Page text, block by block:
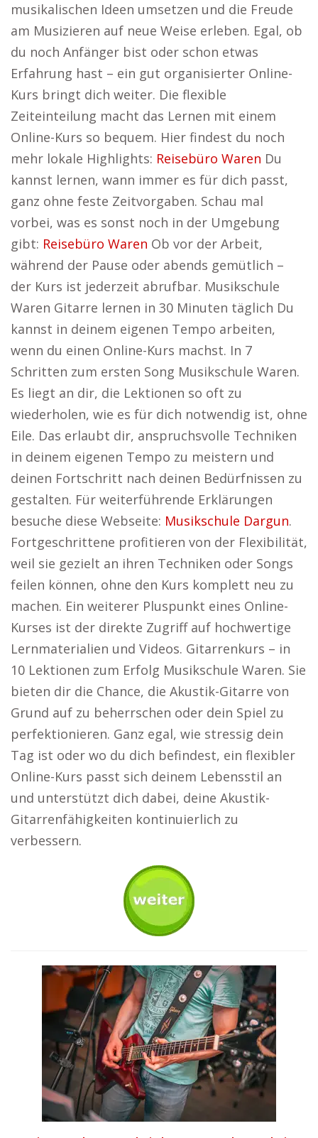
musikalischen Ideen umsetzen und die Freude
am Musizieren auf neue Weise erleben. Egal, ob
du noch Anfänger bist oder schon etwas
Erfahrung hast – ein gut organisierter Online-
Kurs bringt dich weiter. Die flexible
Zeiteinteilung macht das Lernen mit einem
Online-Kurs so bequem. Hier findest du noch
mehr lokale Highlights: Reisebüro Waren Du
kannst lernen, wann immer es für dich passt,
ganz ohne feste Zeitvorgaben. Schau mal
vorbei, was es sonst noch in der Umgebung
gibt: Reisebüro Waren Ob vor der Arbeit,
während der Pause oder abends gemütlich –
der Kurs ist jederzeit abrufbar. Musikschule
Waren Gitarre lernen in 30 Minuten täglich Du
kannst in deinem eigenen Tempo arbeiten,
wenn du einen Online-Kurs machst. In 7
Schritten zum ersten Song Musikschule Waren.
Es liegt an dir, die Lektionen so oft zu
wiederholen, wie es für dich notwendig ist, ohne
Eile. Das erlaubt dir, anspruchsvolle Techniken
in deinem eigenen Tempo zu meistern und
deinen Fortschritt nach deinen Bedürfnissen zu
gestalten. Für weiterführende Erklärungen
besuche diese Webseite: Musikschule Dargun.
Fortgeschrittene profitieren von der Flexibilität,
weil sie gezielt an ihren Techniken oder Songs
feilen können, ohne den Kurs komplett neu zu
machen. Ein weiterer Pluspunkt eines Online-
Kurses ist der direkte Zugriff auf hochwertige
Lernmaterialien und Videos. Gitarrenkurs – in
10 Lektionen zum Erfolg Musikschule Waren. Sie
bieten dir die Chance, die Akustik-Gitarre von
Grund auf zu beherrschen oder dein Spiel zu
perfektionieren. Ganz egal, wie stressig dein
Tag ist oder wo du dich befindest, ein flexibler
Online-Kurs passt sich deinem Lebensstil an
und unterstützt dich dabei, deine Akustik-
Gitarrenfähigkeiten kontinuierlich zu
verbessern.